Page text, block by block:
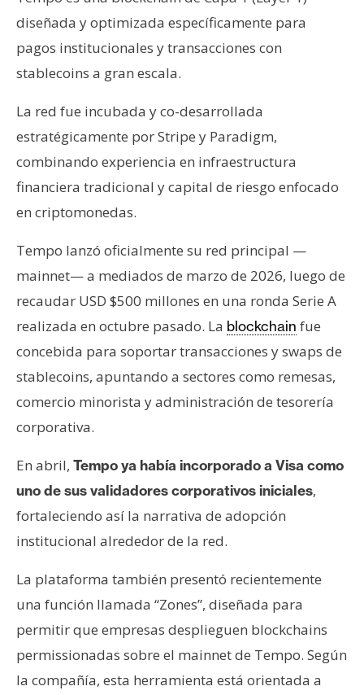
diseñada y optimizada específicamente para
pagos institucionales y transacciones con
stablecoins a gran escala.
La red fue incubada y co-desarrollada
estratégicamente por Stripe y Paradigm,
combinando experiencia en infraestructura
financiera tradicional y capital de riesgo enfocado
en criptomonedas.
Tempo lanzó oficialmente su red principal —
mainnet— a mediados de marzo de 2026, luego de
recaudar USD $500 millones en una ronda Serie A
realizada en octubre pasado. La blockchain fue
concebida para soportar transacciones y swaps de
stablecoins, apuntando a sectores como remesas,
comercio minorista y administración de tesorería
corporativa.
En abril, Tempo ya había incorporado a Visa como
uno de sus validadores corporativos iniciales,
fortaleciendo así la narrativa de adopción
institucional alrededor de la red.
La plataforma también presentó recientemente
una función llamada “Zones”, diseñada para
permitir que empresas desplieguen blockchains
permissionadas sobre el mainnet de Tempo. Según
la compañía, esta herramienta está orientada a